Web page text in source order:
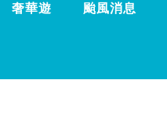
奢華遊 颱風消息